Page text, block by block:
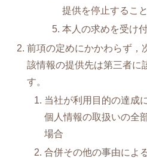
提供を停止すること
本人の求めを受け
前項の定めにかかわらず，
該情報の提供先は第三者に
す。
当社が利用目的の達成
個人情報の取扱いの全
場合
合併その他の事由によ